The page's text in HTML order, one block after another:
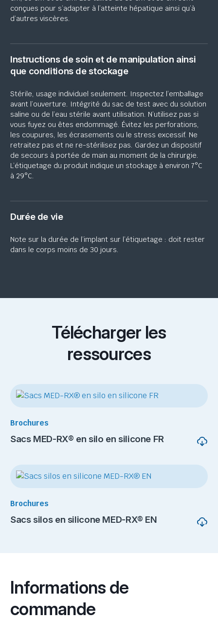
conçues pour s’adapter à l’atteinte hépatique ainsi qu’à
d’autres viscères.
Instructions de soin et de manipulation ainsi
que conditions de stockage
Stérile, usage individuel seulement. Inspectez l’emballage
avant l’ouverture. Intégrité du sac de test avec du solution
saline ou de l’eau stérile avant utilisation. N’utilisez pas si
vous fuyez ou êtes endommagé. Évitez les perforations,
les coupures, les écrasements ou le stress excessif. Ne
retraitez pas et ne re-stérilisez pas. Gardez un dispositif
de secours à portée de main au moment de la chirurgie.
L’étiquetage du produit indique un stockage à environ 7°C
à 29°C.
Durée de vie
Note sur la durée de l’implant sur l’étiquetage : doit rester
dans le corps moins de 30 jours.
Télécharger les
ressources
Brochures
Sacs MED-RX® en silo en silicone FR
Brochures
Sacs silos en silicone MED-RX® EN
Informations de
commande